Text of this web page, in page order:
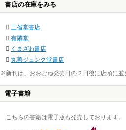
書店の在庫をみる
三省堂書店
有隣堂
くまざわ書店
丸善ジュンク堂書店
※新刊は、おおむね発売日の２日後に店頭に並
電子書籍
こちらの書籍は電子版も発売しております。